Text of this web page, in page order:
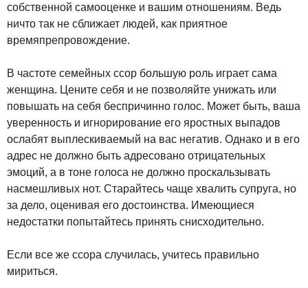
собственной самооценке и вашим отношениям. Ведь
ничто так не сближает людей, как приятное
времяпрепровождение.
В частоте семейных ссор большую роль играет сама
женщина. Цените себя и не позволяйте унижать или
повышать на себя беспричинно голос. Может быть, ваша
уверенность и игнорирование его яростных выпадов
ослабят выплескиваемый на вас негатив. Однако и в его
адрес не должно быть адресовано отрицательных
эмоций, а в тоне голоса не должно проскальзывать
насмешливых нот. Старайтесь чаще хвалить супруга, но
за дело, оценивая его достоинства. Имеющиеся
недостатки попытайтесь принять снисходительно.
Если все же ссора случилась, учитесь правильно
мириться.